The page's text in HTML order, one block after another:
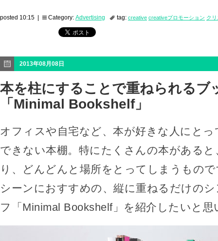
posted 10:15 | Category: Advertising tag: creative creativeプロモーション ク
2013年08月08日
本を柱にすることで重ねられるブ
「Minimal Bookshelf」
オフィスや自宅など、本が好きな人にと
できない本棚。特にたくさんの本がある
り、どんどんと場所をとってしまうもの
シーンにおすすめの、縦に重ねるだけの
フ「Minimal Bookshelf」を紹介したいと思